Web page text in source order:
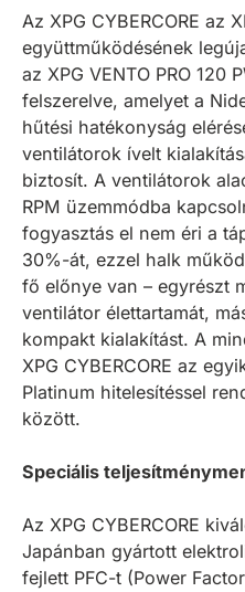
Az XPG CYBERCORE az
együttműködésének
az XPG VENTO PRO 120
felszerelve, amelyet a
hűtési hatékonyság
ventilátorok ívelt
biztosít. A ventilátorok
RPM üzemmódba
fogyasztás el nem éri a
30%-át, ezzel halk
fő előnye van – egyrészt
ventilátor élettartamát,
kompakt kialakítást. A
XPG CYBERCORE az
Platinum hitelesítéssel
között.
Speciális
Az XPG CYBERCORE
Japánban gyártott
fejlett PFC-t (Power